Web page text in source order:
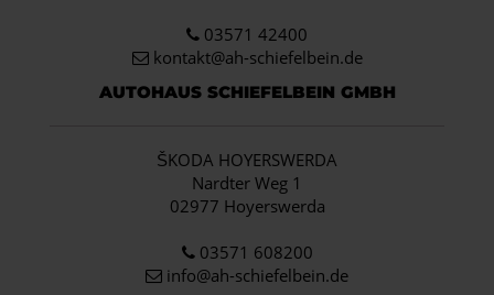
03571 42400
kontakt@ah-schiefelbein.de
AUTOHAUS SCHIEFELBEIN GMBH
ŠKODA HOYERSWERDA
Nardter Weg 1
02977 Hoyerswerda
03571 608200
info@ah-schiefelbein.de